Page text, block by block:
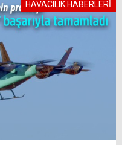
HAVACILIK HABERLERİ